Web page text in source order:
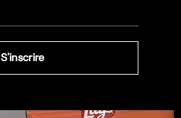
S'inscrire